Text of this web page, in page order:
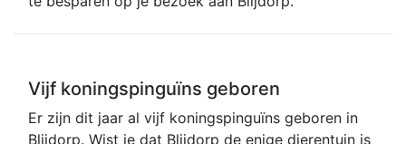
Vijf koningspinguïns geboren
Er zijn dit jaar al vijf koningspinguïns geboren in
Blijdorp. Wist je dat Blijdorp de enige dierentuin is